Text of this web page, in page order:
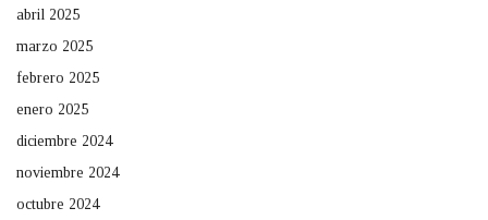
abril 2025
marzo 2025
febrero 2025
enero 2025
diciembre 2024
noviembre 2024
octubre 2024